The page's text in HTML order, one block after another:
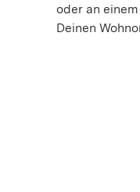
oder an
Deinen